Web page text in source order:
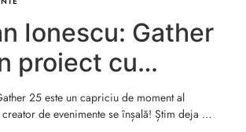
Ionescu: Gather
proiect cu
25 este un capriciu de moment al
de evenimente se înșală! Știm deja …